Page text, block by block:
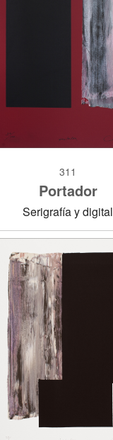
311
Portador
Serigrafía y digital